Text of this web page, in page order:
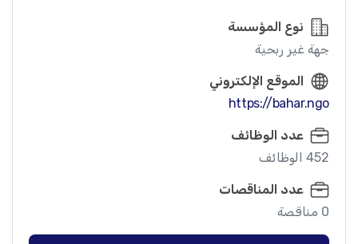
نوع المؤسسة
جهة غير ربحية
الموقع الإلكتروني
https://bahar.ngo
عدد الوظائف
452 الوظائف
عدد المناقصات
0 مناقصة